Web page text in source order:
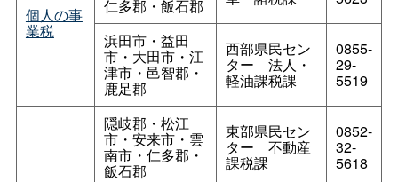
個人の事
業税
仁多郡・飯石郡
浜田市・益田
市・大田市・江
津市・邑智郡・
鹿足郡
西部県民セン
ター 法人・
軽油課税課
0855-
29-
5519
隠岐郡・松江
市・安来市・雲
南市・仁多郡・
飯石郡
東部県民セン
ター 不動産
課税課
0852-
32-
5618